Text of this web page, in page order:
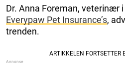
Dr. Anna Foreman, veterinær
Everypaw Pet Insurance’s,
trenden.